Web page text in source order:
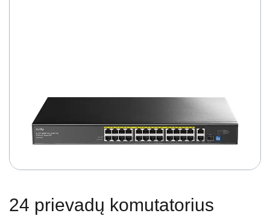
24 prievadų komutatorius